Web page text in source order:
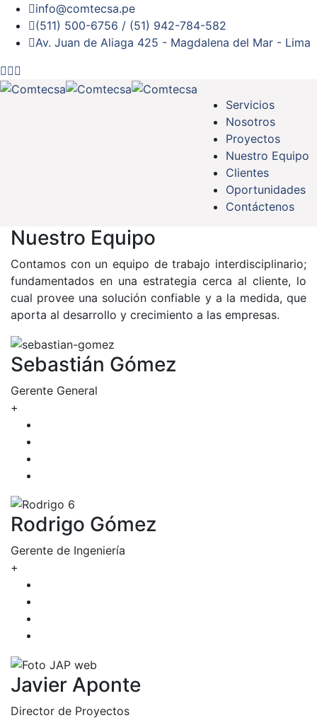
info@comtecsa.pe
(511) 500-6756 / (51) 942-784-582
Av. Juan de Aliaga 425 - Magdalena del Mar - Lima
Servicios
Nosotros
Proyectos
Nuestro Equipo
Clientes
Oportunidades
Contáctenos
Nuestro Equipo
Contamos con un equipo de trabajo interdisciplinario;
fundamentados en una estrategia cerca al cliente, lo
cual provee una solución confiable y a la medida, que
aporta al desarrollo y crecimiento a las empresas.
Sebastián Gómez
Gerente General
+
Rodrigo Gómez
Gerente de Ingeniería
+
Javier Aponte
Director de Proyectos